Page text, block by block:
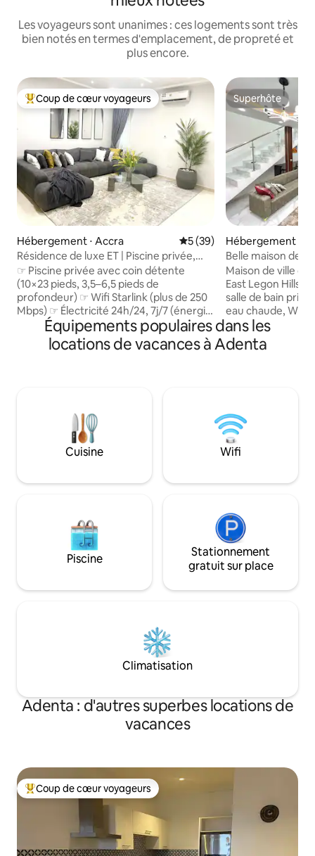
Les voyageurs sont unanimes : ces logements sont très
bien notés en termes d'emplacement, de propreté et
plus encore.
Coups de cœur voyageurs les plus appréciés
Coup de cœur voyageurs
Hébergement ⋅ Accra Évaluation moyenne sur la
5 (39)
Résidence de luxe ET | Piscine privée,
Starlink, alimentation électrique 24h/24
et 7j/7
☞ Piscine privée avec coin détente
(10×23 pieds, 3,5–6,5 pieds de
profondeur) ☞ Wifi Starlink (plus de 250
Mbps) ☞ Électricité 24h/24, 7j/7 (énergie
solaire + générateur de secours) ✭ Lits
King Size confortables ✭ Service
d'entretien ménager disponible sur
carrés ☞ 5 téléviseurs connectés avec
Netflix et DSTV Haut-parleurs Bluetooth
son surround ☞ Samsung 11.1.4 ☞
Parking (sur place, 4 voitures) ☞ Lave-
entièrement équipée ☞ Climatisation 》
Superhôte
Superhôte
Hébergement ⋅
Belle maison de
East Legon Hills
Maison de ville de
East Legon Hills,
salle de bain
eau chaude, Wi-
Netflix. Situé
fermée
24 h/24 et 7 j/7
commercial
de l'aéroport, ce
pour les familles,
séjours prolongés. IL EST
RÉSERVATION ;
Équipements populaires dans les
locations de vacances à Adenta
Cuisine Wifi
Piscine
Stationnement
gratuit sur place
Climatisation
Adenta : d'autres superbes locations de
vacances
Coups de cœur voyageurs les plus appréciés
Coup de cœur voyageurs